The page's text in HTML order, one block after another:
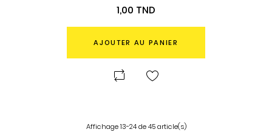
Prix
1,00 TND
AJOUTER AU PANIER
Affichage 13-24 de 45 article(s)